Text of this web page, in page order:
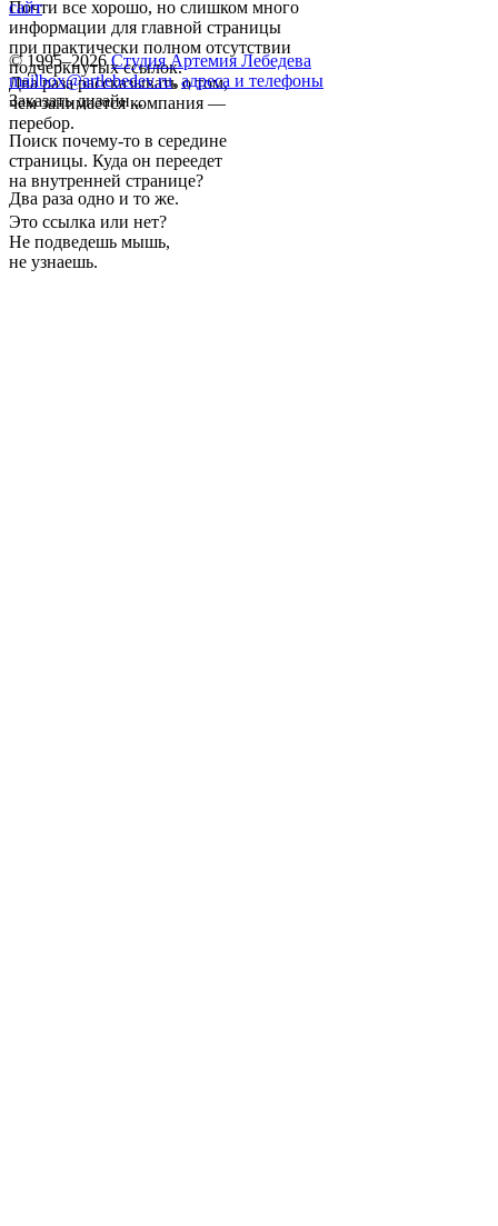
Почти все хорошо, но слишком много
информации для главной страницы
при практически полном отсутствии
подчеркнутых ссылок.
Два раза рассказывать о том,
чем занимается компания —
перебор.
Поиск почему-то в середине
страницы. Куда он переедет
на внутренней странице?
Два раза одно и то же.
Это ссылка или нет?
Не подведешь мышь,
не узнаешь.
сайт
© 1995–2026 Студия Артемия Лебедева
mailbox@artlebedev.ru, адреса и телефоны
Заказать дизайн...